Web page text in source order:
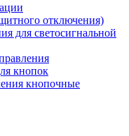
отключения)
для светосигнальной
кнопок
кнопочные